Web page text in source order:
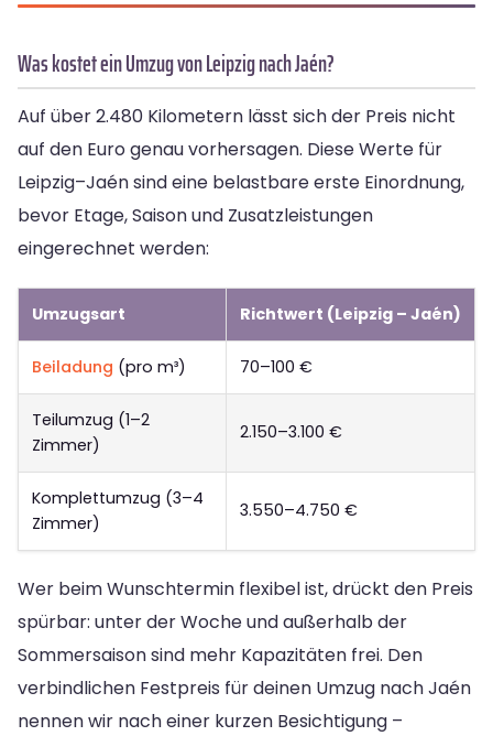
Was kostet ein Umzug von Leipzig nach Jaén?
Auf über 2.480 Kilometern lässt sich der Preis nicht
auf den Euro genau vorhersagen. Diese Werte für
Leipzig–Jaén sind eine belastbare erste Einordnung,
bevor Etage, Saison und Zusatzleistungen
eingerechnet werden:
Umzugsart Richtwert (Leipzig – Jaén)
Beiladung (pro m³) 70–100 €
Teilumzug (1–2
Zimmer)
2.150–3.100 €
Komplettumzug (3–4
Zimmer)
3.550–4.750 €
Wer beim Wunschtermin flexibel ist, drückt den Preis
spürbar: unter der Woche und außerhalb der
Sommersaison sind mehr Kapazitäten frei. Den
verbindlichen Festpreis für deinen Umzug nach Jaén
nennen wir nach einer kurzen Besichtigung –